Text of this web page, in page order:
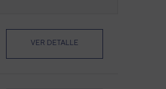
VER DETALLE